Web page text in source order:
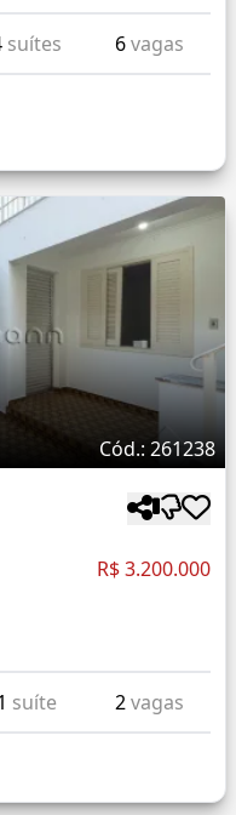
suítes 6vagas
Cód.: 261238
R$ 3.200.000
suíte 2vagas